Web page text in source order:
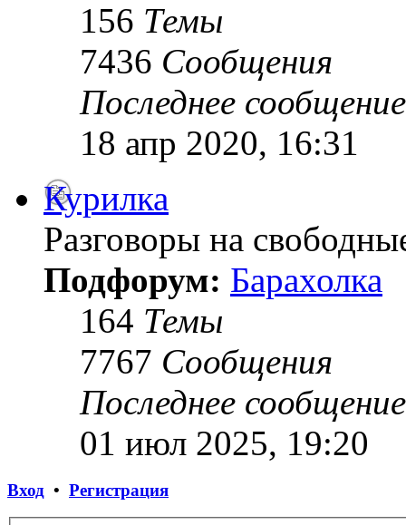
156 Темы
7436 Сообщения
Последнее сообщение
18 апр 2020, 16:31
Курилка
Разговоры на
Подфорум: Барахолка
164 Темы
7767 Сообщения
Последнее сообщение
01 июл 2025, 19:20
Вход • Регистрация